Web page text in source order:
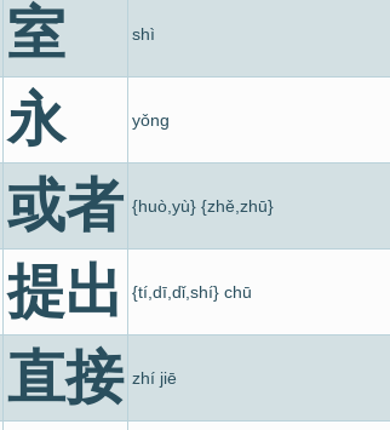
室 shì
永 yǒng
或者 {huò,yù} {zhě,zhū}
提出 {tí,dī,dǐ,shí} chū
直接 zhí jiē